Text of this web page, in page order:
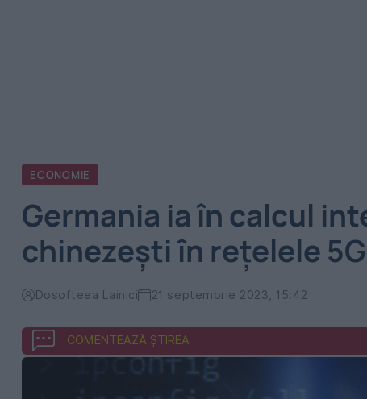
ECONOMIE
Germania ia în calcul
chinezești în rețelele 5G
Dosofteea Lainici 21 septembrie 2023, 15:42
COMENTEAZĂ ȘTIREA